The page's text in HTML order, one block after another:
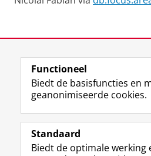
View this page in:English
Volg de RUG
F
a
e
Studiekiezers
Functioneel
Biedt de basisfuncties en
geanonimiseerde cookies.
Standaard
Biedt de optimale werking